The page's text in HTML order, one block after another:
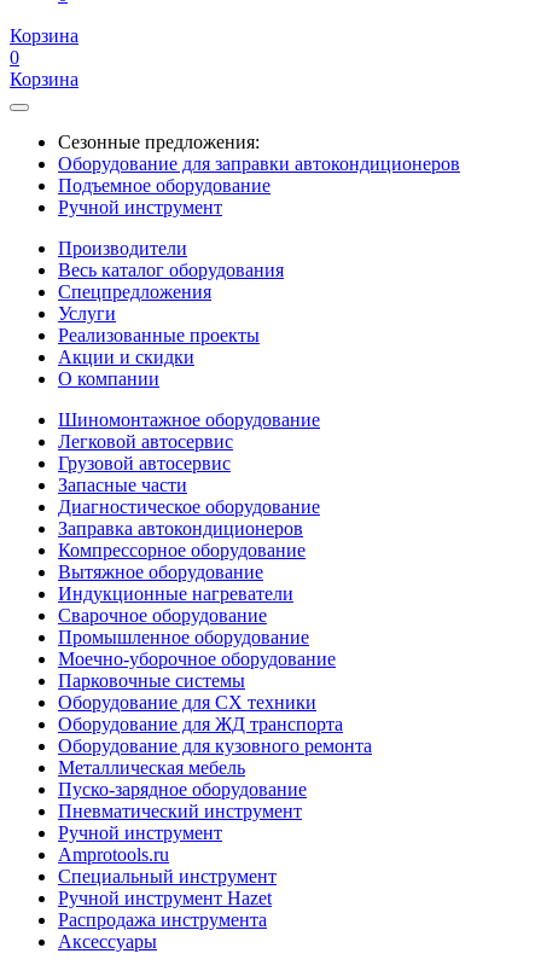
Корзина
0
Корзина
Сезонные предложения:
Оборудование для заправки автокондиционеров
Подъемное оборудование
Ручной инструмент
Производители
Весь каталог оборудования
Спецпредложения
Услуги
Реализованные проекты
Акции и скидки
О компании
Шиномонтажное оборудование
Легковой автосервис
Грузовой автосервис
Запасные части
Диагностическое оборудование
Заправка автокондиционеров
Компрессорное оборудование
Вытяжное оборудование
Индукционные нагреватели
Сварочное оборудование
Промышленное оборудование
Моечно-уборочное оборудование
Парковочные системы
Оборудование для СХ техники
Оборудование для ЖД транспорта
Оборудование для кузовного ремонта
Металлическая мебель
Пуско-зарядное оборудование
Пневматический инструмент
Ручной инструмент
Amprotools.ru
Специальный инструмент
Ручной инструмент Hazet
Распродажа инструмента
Аксессуары